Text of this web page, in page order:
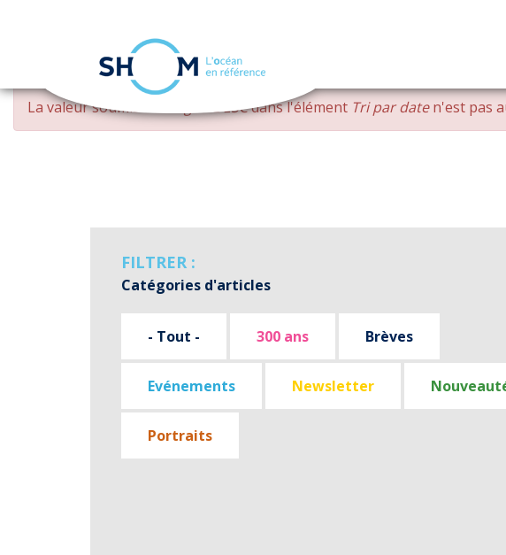
Aller
contenu
MESSAGE
D'ERREUR
La valeur soumise changed DESCdans l'élément Tri par daten'est pas
FILTRER :
Catégories d'articles
- Tout - 300 ans Brèves
Evénements Newsletter
Portraits